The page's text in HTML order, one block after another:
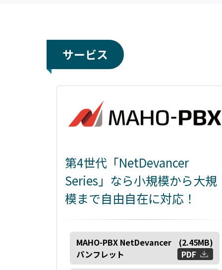
サービス
第4世代「NetDevancer
Series」なら小規模から大規
模まで自由自在に対応！
MAHO-PBX NetDevancer
パンフレット
(2.45MB)
PDF